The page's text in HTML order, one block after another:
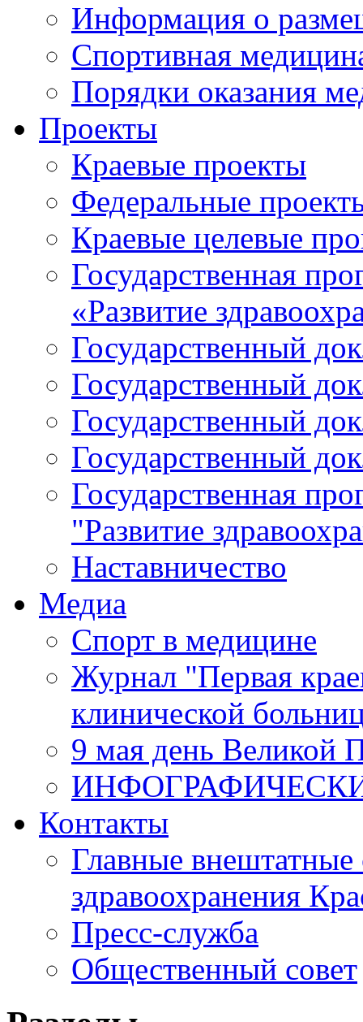
Информация о
Спортивная
Порядки оказания
Проекты
Краевые проекты
Федеральные
Краевые целевые
Государственная
«Развитие
Государственный
Государственный
Государственный
Государственный
Государственная
"Развитие
Наставничество
Медиа
Спорт в медицине
Журнал "Первая
клинической
9 мая день Великой
Контакты
Главные внештатные
здравоохранения
Пресс-служба
Общественный совет